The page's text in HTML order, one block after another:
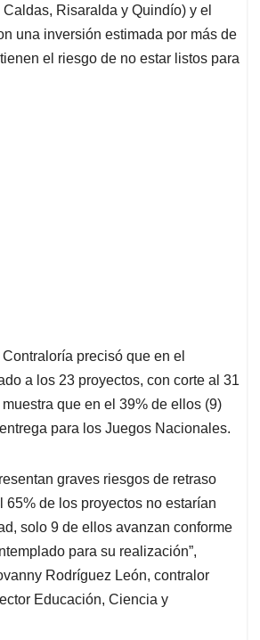
Risaralda y Quindío) y el
una inversión estimada por más de
el riesgo de no estar listos para
precisó que en el
a los 23 proyectos, con corte al 31
que en el 39% de ellos (9)
para los Juegos Nacionales.
graves riesgos de retraso
65% de los proyectos no estarían
solo 9 de ellos avanzan conforme
para su realización”,
Rodríguez León, contralor
Educación, Ciencia y